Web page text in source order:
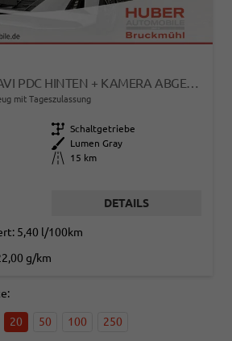
PURE 1.2 MPI / NAVI PDC HINTEN + KAMERA ABGEDUNKELTE SCHEIBEN TEMPOMAT ALU 16"
mit Tageszulassung
Getriebe Schaltgetriebe
Außenfarbe
Lumen Gray
Kilometerstand
15 km
DETAILS
5,40 l/100km
g/km
20 50 100 250